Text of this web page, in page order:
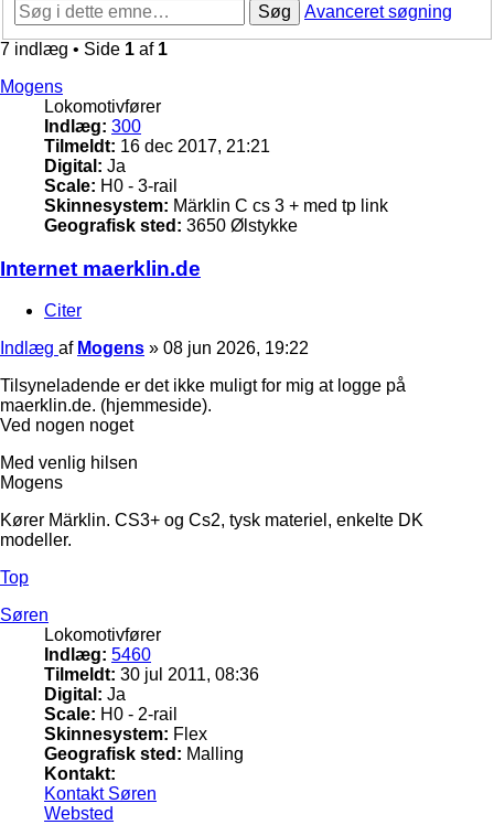
Søg
Avanceret søgning
7 indlæg • Side 1 af 1
Mogens
Lokomotivfører
Indlæg: 300
Tilmeldt: 16 dec 2017, 21:21
Digital: Ja
Scale: H0 - 3-rail
Skinnesystem: Märklin C cs 3 + med tp link
Geografisk sted: 3650 Ølstykke
Internet maerklin.de
Citer
Indlæg af Mogens » 08 jun 2026, 19:22
Tilsyneladende er det ikke muligt for mig at logge på
maerklin.de. (hjemmeside).
Ved nogen noget
Med venlig hilsen
Mogens
Kører Märklin. CS3+ og Cs2, tysk materiel, enkelte DK
modeller.
Top
Søren
Lokomotivfører
Indlæg: 5460
Tilmeldt: 30 jul 2011, 08:36
Digital: Ja
Scale: H0 - 2-rail
Skinnesystem: Flex
Geografisk sted: Malling
Kontakt:
Kontakt Søren
Websted